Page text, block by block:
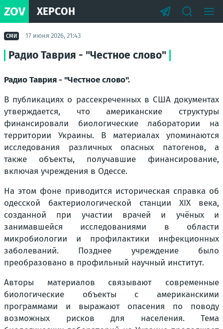
ZOV ХЕРСОН
СМИ 17 июня 2026, 21:43
Радио Таврия - "Честное слово"
Радио Таврия - "Честное слово".
В публикациях о рассекреченных в США документах
утверждается, что американские структуры
финансировали биологические лаборатории на
территории Украины. В материалах упоминаются
исследования различных опасных патогенов, а
также объекты, получавшие финансирование,
включая учреждения в Одессе.
На этом фоне приводится историческая справка об
одесской бактериологической станции XIX века,
созданной при участии врачей и учёных и
занимавшейся исследованиями в области
микробиологии и профилактики инфекционных
заболеваний. Позднее учреждение было
преобразовано в профильный научный институт.
Авторы материалов связывают современные
биологические объекты с американскими
программами и выражают опасения по поводу
возможных рисков для населения. Тема